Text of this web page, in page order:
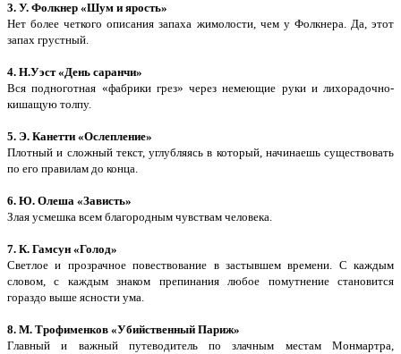
3. У. Фолкнер «Шум и ярость»
Нет более четкого описания запаха жимолости, чем у Фолкнера. Да, этот
запах грустный.
4. Н.Уэст «День саранчи»
Вся подноготная «фабрики грез» через немеющие руки и лихорадочно-
кишащую толпу.
5. Э. Канетти «Ослепление»
Плотный и сложный текст, углубляясь в который, начинаешь существовать
по его правилам до конца.
6. Ю. Олеша «Зависть»
Злая усмешка всем благородным чувствам человека.
7. К. Гамсун «Голод»
Светлое и прозрачное повествование в застывшем времени. С каждым
словом, с каждым знаком препинания любое помутнение становится
гораздо выше ясности ума.
8. М. Трофименков «Убийственный Париж»
Главный и важный путеводитель по злачным местам Монмартра,